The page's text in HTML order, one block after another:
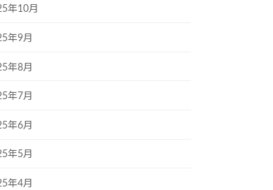
年10月
年9月
年8月
年7月
年6月
年5月
年4月